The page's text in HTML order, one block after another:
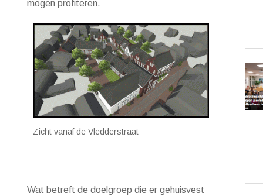
mogen profiteren.
Zicht vanaf de Vledderstraat
Wat betreft de doelgroep die er gehuisvest